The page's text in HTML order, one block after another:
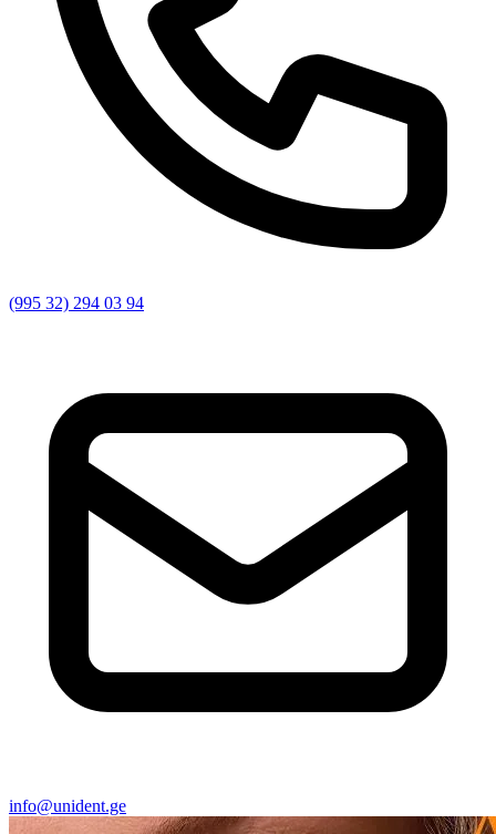
(995 32) 294 03 94
info@unident.ge